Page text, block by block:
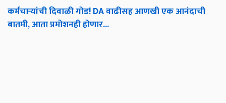
कर्मचाऱ्यांची दिवाळी गोड! DA वाढीसह आणखी एक आनंदाची
बातमी, आता प्रमोशनही होणार...